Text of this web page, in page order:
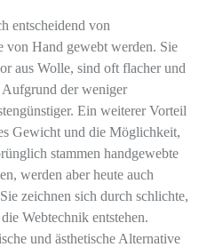
entscheidend von
von Hand gewebt werden. Sie
aus Wolle, sind oft flacher und
der weniger
Ein weiterer Vorteil
Gewicht und die Möglichkeit,
stammen handgewebte
werden aber heute auch
zeichnen sich durch schlichte,
Webtechnik entstehen.
und ästhetische Alternative